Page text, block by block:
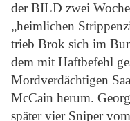
der BILD zwei
„heimlichen
trieb Brok sich im
dem mit Haftbefehl
Mordverdächtigen
McCain herum.
später vier Sniper